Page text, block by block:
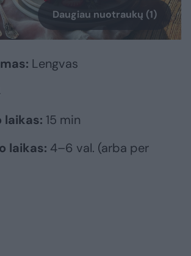
Daugiau nuotraukų (1)
Lengvas
laikas: 15 min
laikas: 4–6 val. (arba per